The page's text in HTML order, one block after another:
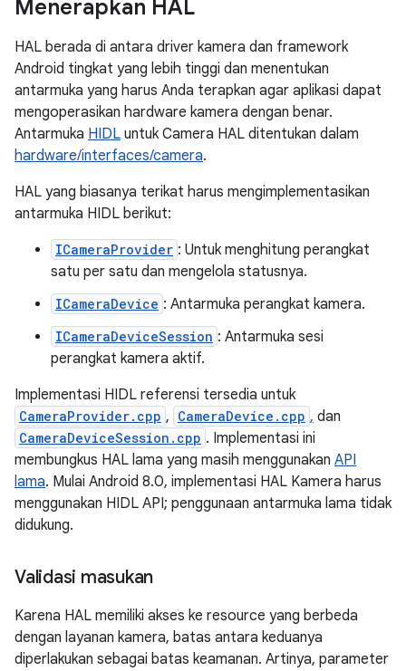
Menerapkan HAL
HAL berada di antara driver kamera dan framework
Android tingkat yang lebih tinggi dan menentukan
antarmuka yang harus Anda terapkan agar aplikasi dapat
mengoperasikan hardware kamera dengan benar.
Antarmuka HIDL untuk Camera HAL ditentukan dalam
hardware/interfaces/camera.
HAL yang biasanya terikat harus mengimplementasikan
antarmuka HIDL berikut:
ICameraProvider : Untuk menghitung perangkat
satu per satu dan mengelola statusnya.
ICameraDevice : Antarmuka perangkat kamera.
ICameraDeviceSession : Antarmuka sesi
perangkat kamera aktif.
Implementasi HIDL referensi tersedia untuk
CameraProvider.cpp , CameraDevice.cpp , dan
CameraDeviceSession.cpp . Implementasi ini
membungkus HAL lama yang masih menggunakan API
lama. Mulai Android 8.0, implementasi HAL Kamera harus
menggunakan HIDL API; penggunaan antarmuka lama tidak
didukung.
Validasi masukan
Karena HAL memiliki akses ke resource yang berbeda
dengan layanan kamera, batas antara keduanya
diperlakukan sebagai batas keamanan. Artinya, parameter